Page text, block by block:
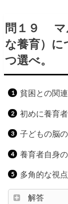
問１９ マ
な養育）に
つ選べ。
貧困との関連
初めに養育
子どもの脳
養育者自身
多角的な視
解答